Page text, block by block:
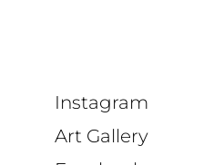
Instagram
Art Gallery